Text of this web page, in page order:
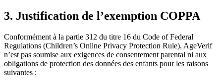
3. Justification de l’exemption COPPA
Conformément à la partie 312 du titre 16 du Code of Federal
Regulations (Children’s Online Privacy Protection Rule), AgeVerif
n’est pas soumise aux exigences de consentement parental ni aux
obligations de protection des données des enfants pour les raisons
suivantes :